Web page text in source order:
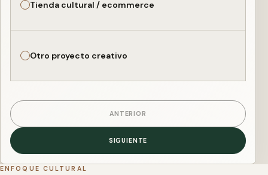
Tienda cultural / ecommerce
Otro proyecto creativo
ANTERIOR
SIGUIENTE
ENFOQUE CULTURAL